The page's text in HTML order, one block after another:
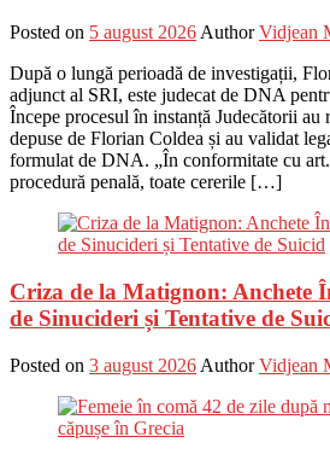
Posted on 5 august 2026 Author Vidjean
După o lungă perioadă de investigații,
adjunct al SRI, este judecat de DNA
Începe procesul în instanță Judecătorii au
depuse de Florian Coldea și au validat
formulat de DNA. „În conformitate cu
procedură penală, toate cererile […]
Criza de la Matignon: Anchete
de Sinucideri și Tentative de
Posted on 3 august 2026 Author Vidjean